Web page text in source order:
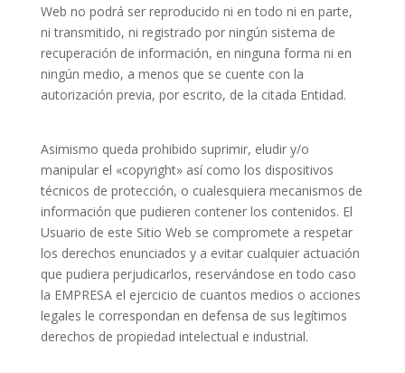
Web no podrá ser reproducido ni en todo ni en parte,
ni transmitido, ni registrado por ningún sistema de
recuperación de información, en ninguna forma ni en
ningún medio, a menos que se cuente con la
autorización previa, por escrito, de la citada Entidad.
Asimismo queda prohibido suprimir, eludir y/o
manipular el «copyright» así como los dispositivos
técnicos de protección, o cualesquiera mecanismos de
información que pudieren contener los contenidos. El
Usuario de este Sitio Web se compromete a respetar
los derechos enunciados y a evitar cualquier actuación
que pudiera perjudicarlos, reservándose en todo caso
la EMPRESA el ejercicio de cuantos medios o acciones
legales le correspondan en defensa de sus legítimos
derechos de propiedad intelectual e industrial.